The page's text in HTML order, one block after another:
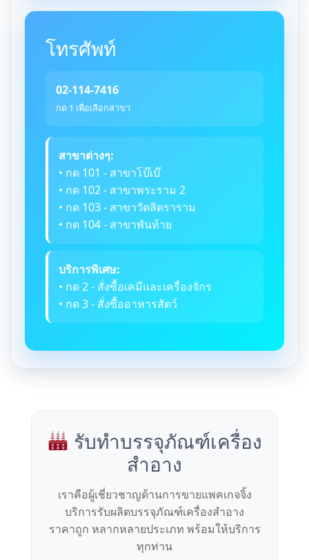
โทรศัพท์
02-114-7416
กด 1 เพื่อเลือกสาขา
สาขาต่างๆ:
• กด 101 - สาขาโบ๊เบ๊
• กด 102 - สาขาพระราม 2
• กด 103 - สาขาวัดสิตราราม
• กด 104 - สาขาพันท้าย
บริการพิเศษ:
• กด 2 - สั่งซื้อเคมีและเครื่องจักร
• กด 3 - สั่งซื้ออาหารสัตว์
รับทำบรรจุภัณฑ์เครื่อง
สำอาง
เราคือผู้เชี่ยวชาญด้านการขายแพคเกจจิ้ง
บริการรับผลิตบรรจุภัณฑ์เครื่องสำอาง
ราคาถูก หลากหลายประเภท พร้อมให้บริการ
ทุกท่าน